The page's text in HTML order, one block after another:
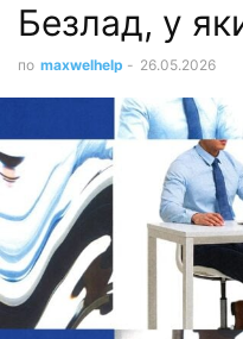
Безлад, у
по maxwelhelp - 26.05.2026